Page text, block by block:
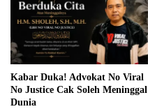
Kabar Duka! Advokat No Viral
No Justice Cak Soleh Meninggal
Dunia